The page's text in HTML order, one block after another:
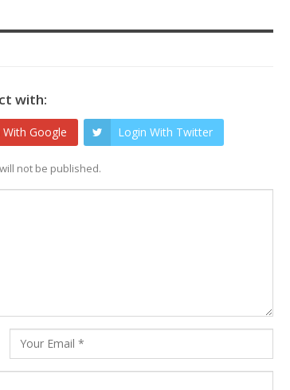
with:
With Google Login With Twitter
not be published.